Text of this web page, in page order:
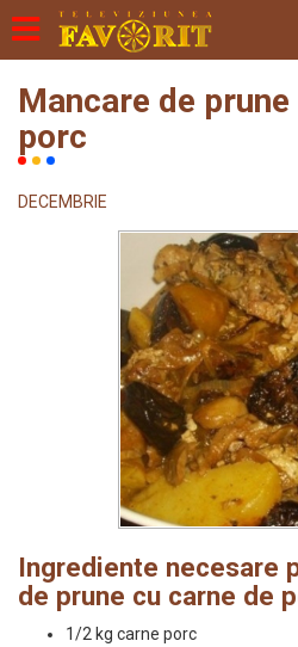
Mancare de
porc
DECEMBRIE
Ingrediente necesare
de prune cu carne de
1/2 kg carne porc